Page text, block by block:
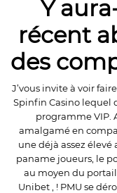
Y
récent
des
J’vous invite à voir
Spinfin Casino lequel
programme
amalgamé en
une déjà assez élevé
paname joueurs, le
au moyen du
Unibet , ! PMU se